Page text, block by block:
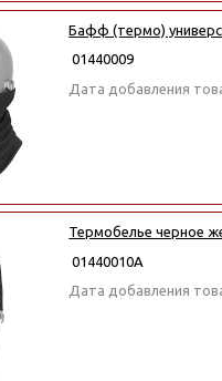
Бафф (термо)
01440009
Дата добавления
Термобелье черное
01440010А
Дата добавления